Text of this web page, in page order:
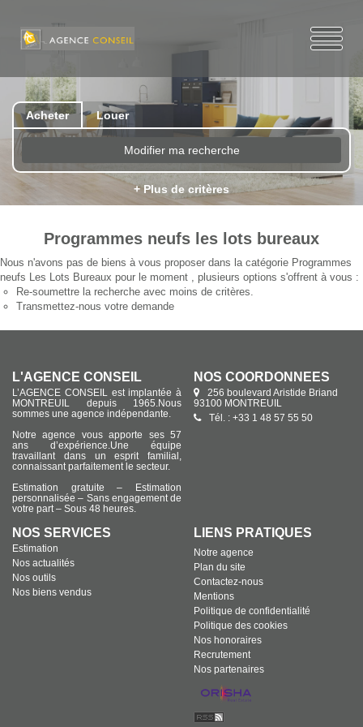
Acheter Louer
Modifier ma recherche
+ Plus de critères
Programmes neufs les lots bureaux
Nous n'avons pas de biens à vous proposer dans la catégorie Programmes
neufs Les Lots Bureaux pour le moment , plusieurs options s'offrent à vous :
Re-soumettre la recherche avec moins de critères.
Transmettez-nous votre demande
L'AGENCE CONSEIL
L’AGENCE CONSEIL est implantée à
MONTREUIL depuis 1965.Nous
sommes une agence indépendante.
Notre agence vous apporte ses 57
ans d’expérience.Une équipe
travaillant dans un esprit familial,
connaissant parfaitement le secteur.
Estimation gratuite – Estimation
personnalisée – Sans engagement de
votre part – Sous 48 heures.
NOS COORDONNÉES
256 boulevard Aristide Briand
93100 MONTREUIL
Tél. : +33 1 48 57 55 50
NOS SERVICES
Estimation
Nos actualités
Nos outils
Nos biens vendus
LIENS PRATIQUES
Notre agence
Plan du site
Contactez-nous
Mentions
Politique de confidentialité
Politique des cookies
Nos honoraires
Recrutement
Nos partenaires